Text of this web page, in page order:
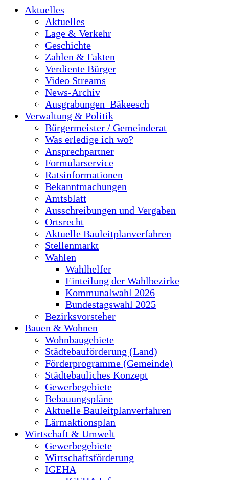
Aktuelles
Aktuelles
Lage & Verkehr
Geschichte
Zahlen & Fakten
Verdiente Bürger
Video Streams
News-Archiv
Ausgrabungen_Bäkeesch
Verwaltung & Politik
Bürgermeister / Gemeinderat
Was erledige ich wo?
Ansprechpartner
Formularservice
Ratsinformationen
Bekanntmachungen
Amtsblatt
Ausschreibungen und Vergaben
Ortsrecht
Aktuelle Bauleitplanverfahren
Stellenmarkt
Wahlen
Wahlhelfer
Einteilung der Wahlbezirke
Kommunalwahl 2026
Bundestagswahl 2025
Bezirksvorsteher
Bauen & Wohnen
Wohnbaugebiete
Städtebauförderung (Land)
Förderprogramme (Gemeinde)
Städtebauliches Konzept
Gewerbegebiete
Bebauungspläne
Aktuelle Bauleitplanverfahren
Lärmaktionsplan
Wirtschaft & Umwelt
Gewerbegebiete
Wirtschaftsförderung
IGEHA